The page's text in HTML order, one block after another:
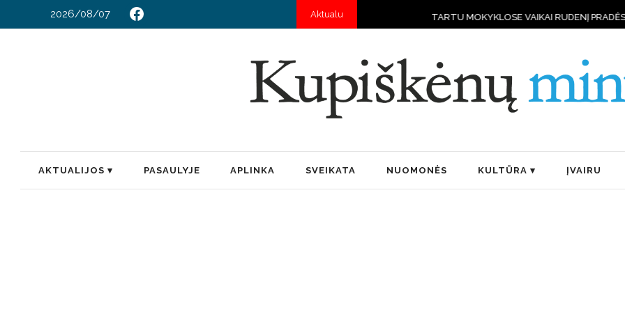
2026/08/07 Aktualu TARTU MOKYKLOSE VAIKAI RUDENĮ PRADĖS MOKYTIS
AKTUALIJOS PASAULYJE APLINKA SVEIKATA NUOMONĖS KULTŪRA ĮVAIRU